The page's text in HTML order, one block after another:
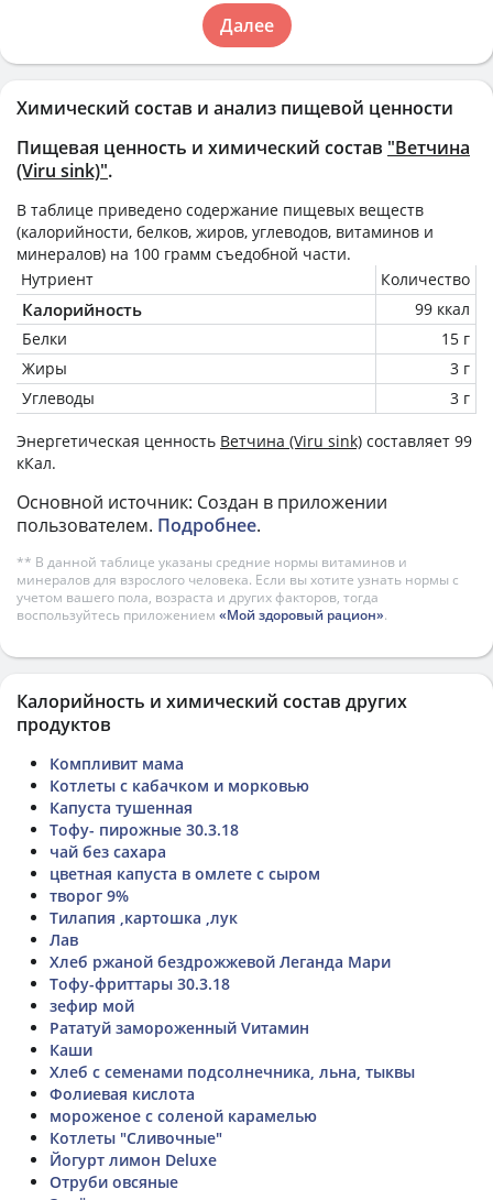
Химический состав и анализ пищевой ценности
Пищевая ценность и химический состав "Ветчина
(Viru sink)".
В таблице приведено содержание пищевых веществ
(калорийности, белков, жиров, углеводов, витаминов и
минералов) на 100 грамм съедобной части.
Нутриент
Количество
Калорийность
99 ккал
Белки
15 г
Жиры
3 г
Углеводы
3 г
Энергетическая ценность Ветчина (Viru sink) составляет 99
кКал.
Основной источник: Создан в приложении
пользователем. Подробнее.
** В данной таблице указаны средние нормы витаминов и
минералов для взрослого человека. Если вы хотите узнать нормы с
учетом вашего пола, возраста и других факторов, тогда
воспользуйтесь приложением «Мой здоровый рацион».
Далее
Калорийность и химический состав других
продуктов
Компливит мама
Котлеты с кабачком и морковью
Капуста тушенная
Тофу- пирожные 30.3.18
чай без сахара
цветная капуста в омлете с сыром
творог 9%
Тилапия ,картошка ,лук
Лав
Хлеб ржаной бездрожжевой Леганда Мари
Тофу-фриттары 30.3.18
зефир мой
Рататуй замороженный Vитамин
Каши
Хлеб с семенами подсолнечника, льна, тыквы
Фолиевая кислота
мороженое с соленой карамелью
Котлеты "Сливочные"
Йогурт лимон Deluxe
Отруби овсяные